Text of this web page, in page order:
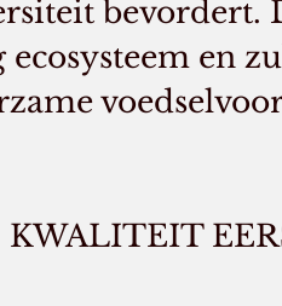
bevordert.
ecosysteem en
KWALITEIT